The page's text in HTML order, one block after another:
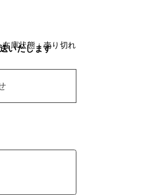
在庫状態 : 売り切れ
いたします